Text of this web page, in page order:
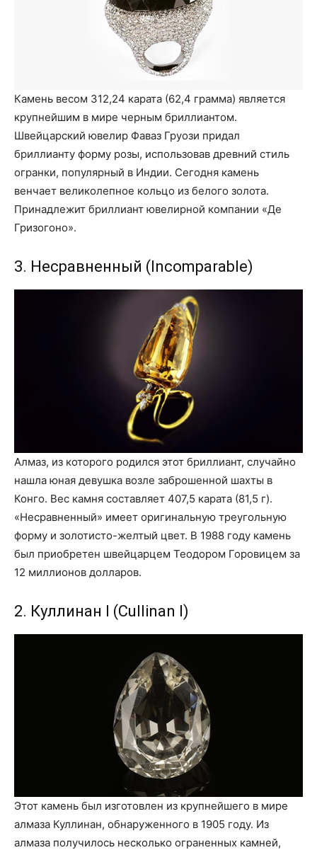
Камень весом 312,24 карата (62,4 грамма) является
крупнейшим в мире черным бриллиантом.
Швейцарский ювелир Фаваз Груози придал
бриллианту форму розы, использовав древний стиль
огранки, популярный в Индии. Сегодня камень
венчает великолепное кольцо из белого золота.
Принадлежит бриллиант ювелирной компании «Де
Гризогоно».
3. Несравненный (Incomparable)
Алмаз, из которого родился этот бриллиант, случайно
нашла юная девушка возле заброшенной шахты в
Конго. Вес камня составляет 407,5 карата (81,5 г).
«Несравненный» имеет оригинальную треугольную
форму и золотисто-желтый цвет. В 1988 году камень
был приобретен швейцарцем Теодором Горовицем за
12 миллионов долларов.
2. Куллинан I (Cullinan I)
Этот камень был изготовлен из крупнейшего в мире
алмаза Куллинан, обнаруженного в 1905 году. Из
алмаза получилось несколько ограненных камней,